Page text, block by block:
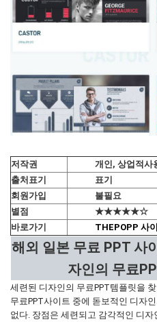
저작권
개인, 상업적사
출처표기
표기
회원가입
불필요
별점
★★★★★☆
바로가기
THEPOPP 사
해외 일본 무료 PPT 사
자인의 무료
세련된 디자인의 무료PPT템플릿을
무료PPT사이트 중에 돋보적인 디자
없다. 장점은 세련되고 감각적인 디